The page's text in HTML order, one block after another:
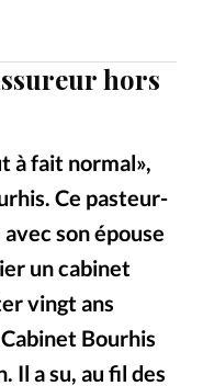
hors
à fait normal»,
Ce pasteur-
son épouse
un cabinet
vingt ans
Bourhis
Il a su, au fil des